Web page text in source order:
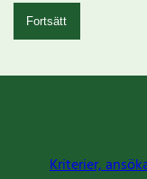
Fortsätt
Kriterier,